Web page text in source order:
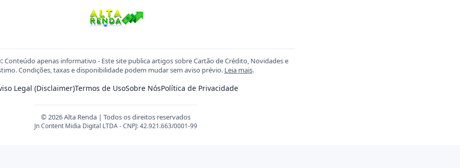
Conteúdo apenas informativo - Este site publica artigos sobre Cartão de Crédito, Novidades e
Condições, taxas e disponibilidade podem mudar sem aviso prévio. Leia mais.
Legal (Disclaimer)Termos de UsoSobre NósPolítica de Privacidade
© 2026 Alta Renda | Todos os direitos reservados
Jn Content Midia Digital LTDA - CNPJ: 42.921.663/0001-99